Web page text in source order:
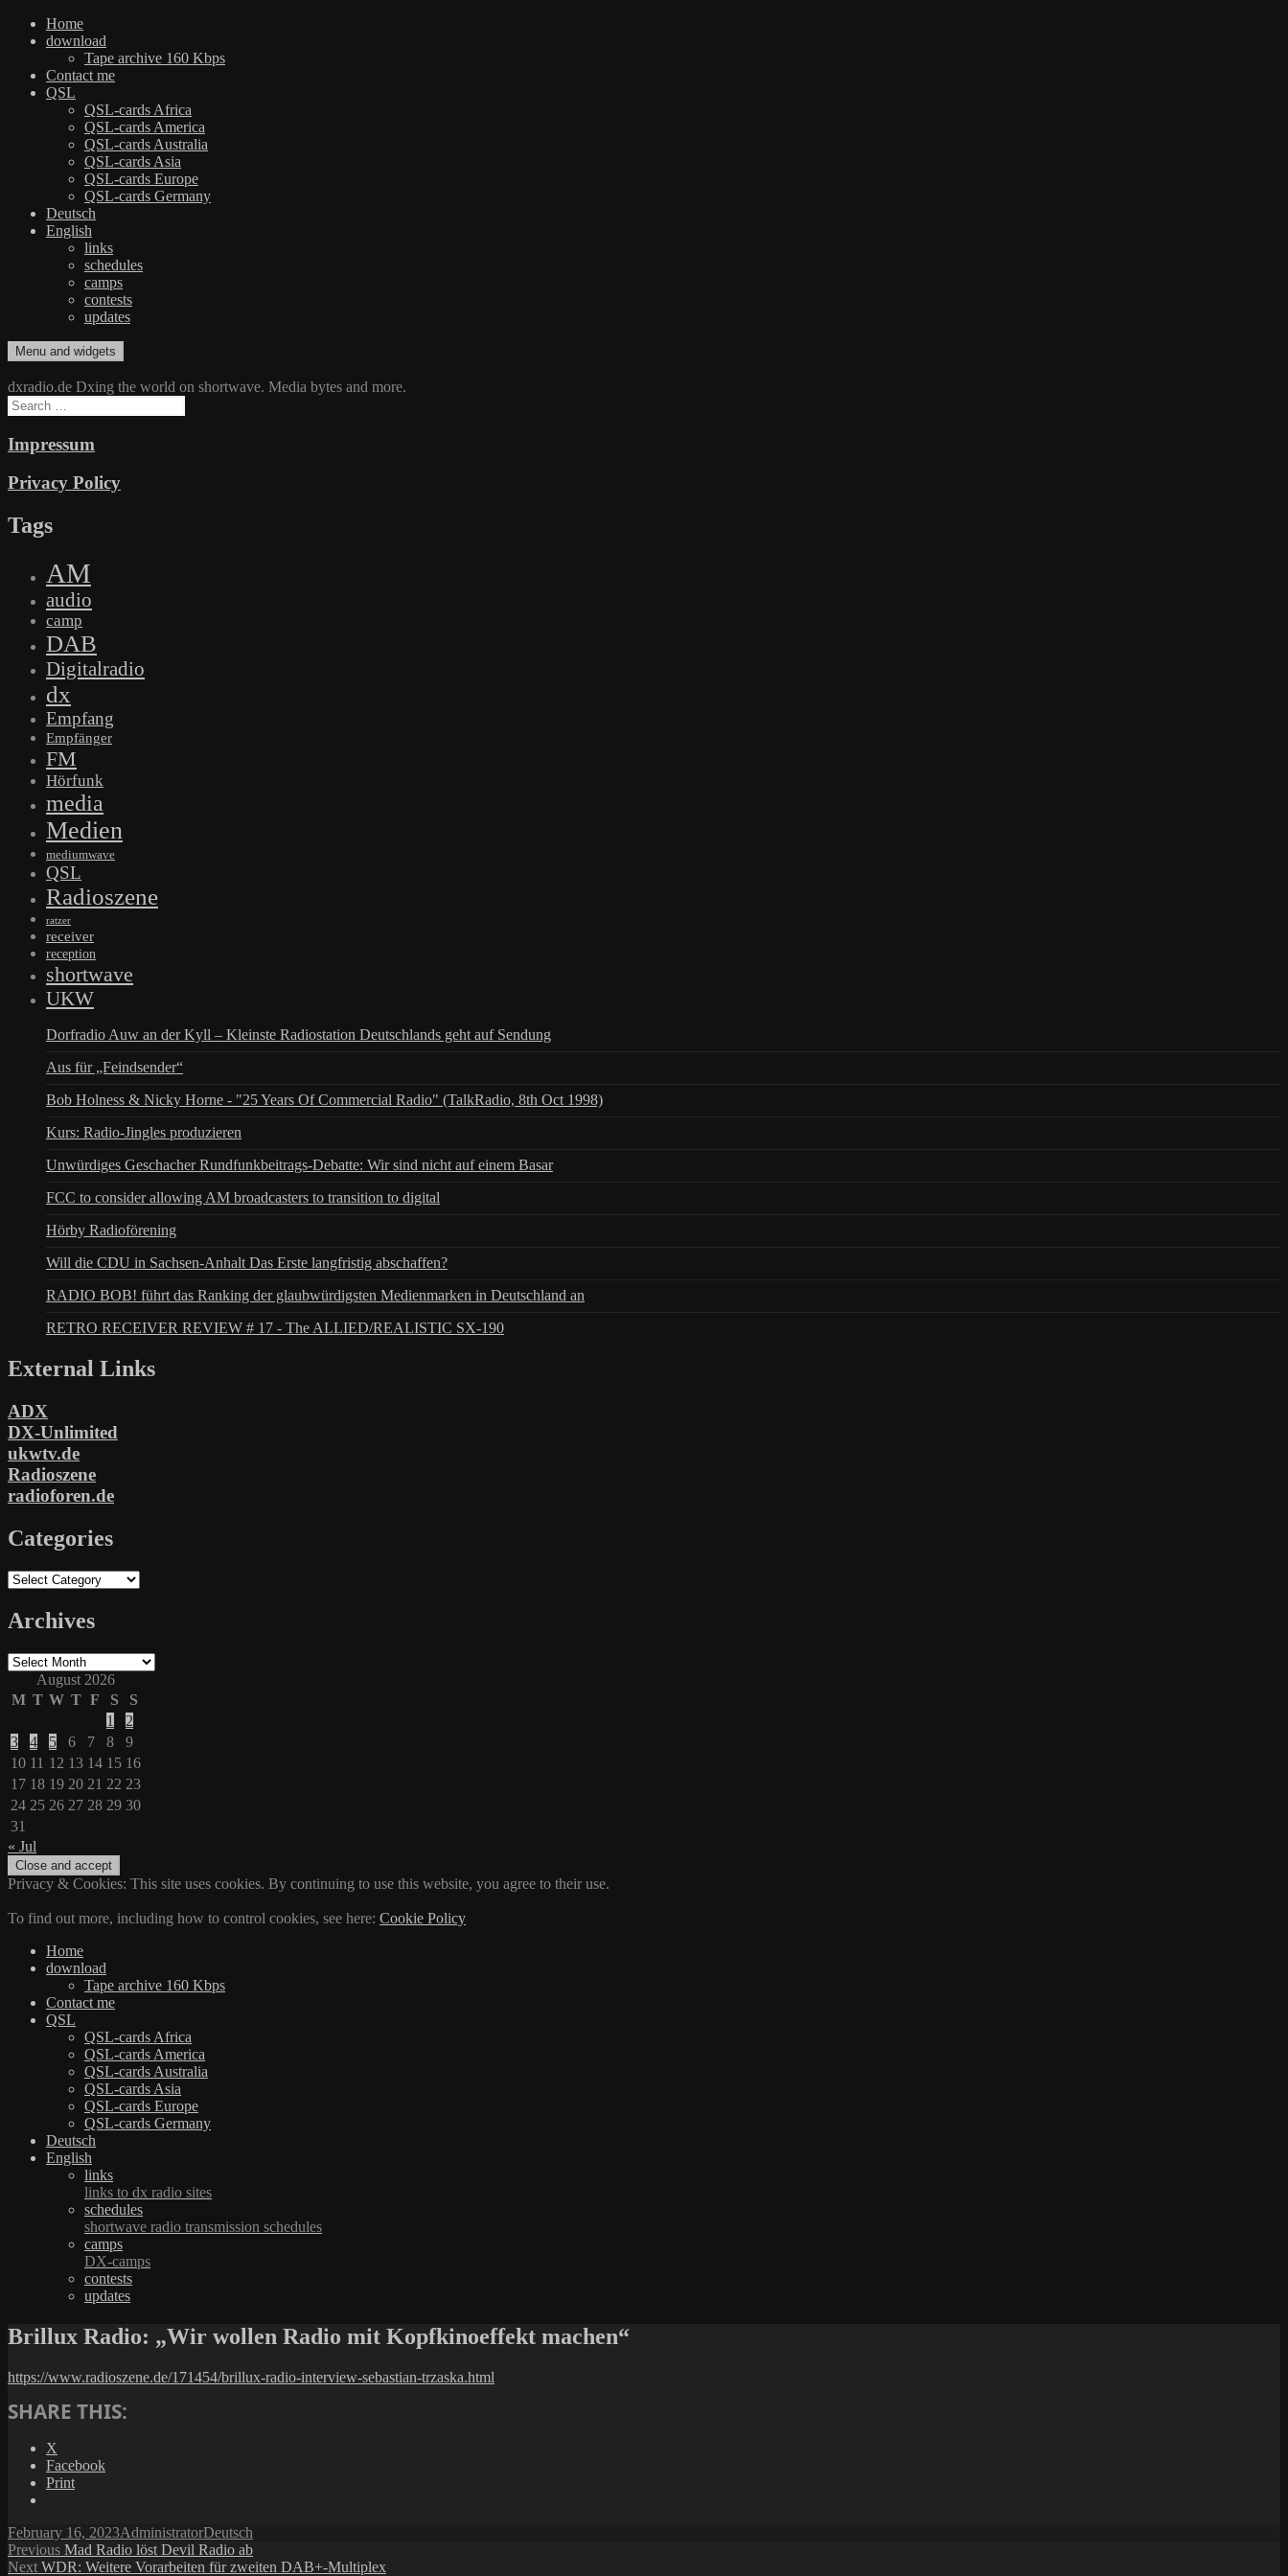
Home
download
Tape archive 160 Kbps
Contact me
QSL
QSL-cards Africa
QSL-cards America
QSL-cards Australia
QSL-cards Asia
QSL-cards Europe
QSL-cards Germany
Deutsch
English
links
schedules
camps
contests
updates
Skip
to
content
dxradio.de
DXing the world on shortwave
Menu and widgets
dxradio.de Dxing the world on shortwave. Media bytes and more.
Search
for:
Impressum
Privacy Policy
Tags
AM
audio
camp
DAB
Digitalradio
dx
Empfang
Empfänger
FM
Hörfunk
media
Medien
mediumwave
QSL
Radioszene
ratzer
receiver
reception
shortwave
UKW
Dorfradio Auw an der Kyll – Kleinste Radiostation Deutschlands geht auf Sendung
Aus für „Feindsender“
Bob Holness & Nicky Horne - "25 Years Of Commercial Radio" (TalkRadio, 8th Oct 1998)
Kurs: Radio-Jingles produzieren
Unwürdiges Geschacher Rundfunkbeitrags-Debatte: Wir sind nicht auf einem Basar
FCC to consider allowing AM broadcasters to transition to digital
Hörby Radioförening
Will die CDU in Sachsen-Anhalt Das Erste langfristig abschaffen?
RADIO BOB! führt das Ranking der glaubwürdigsten Medienmarken in Deutschland an
RETRO RECEIVER REVIEW # 17 - The ALLIED/REALISTIC SX-190
External Links
ADX
DX-Unlimited
ukwtv.de
Radioszene
radioforen.de
Categories
Categories
Archives
Archives
August 2026
M T W T F S
S
1
2
3
4 5 6 7 8
9
10 11 12 13 14 15 16
17 18 19 20 21 22 23
24 25 26 27 28 29 30
31
« Jul
Privacy & Cookies: This site uses cookies. By continuing to use this website, you agree to their use.
To find out more, including how to control cookies, see here: Cookie Policy
Home
download
Tape archive 160 Kbps
Contact me
QSL
QSL-cards Africa
QSL-cards America
QSL-cards Australia
QSL-cards Asia
QSL-cards Europe
QSL-cards Germany
Deutsch
English
links
links to dx radio sites
schedules
shortwave radio transmission schedules
camps
DX-camps
contests
updates
Brillux Radio: „Wir wollen Radio mit Kopfkinoeffekt machen“
https://www.radioszene.de/171454/brillux-radio-interview-sebastian-trzaska.html
SHARE THIS:
X
Facebook
Print
Posted
on
February 16, 2023Author
AdministratorCategories
Deutsch
Post
Previous Previous
post:
Mad Radio löst Devil Radio ab
Next Next
WDR: Weitere Vorarbeiten für zweiten DAB+-Multiplex